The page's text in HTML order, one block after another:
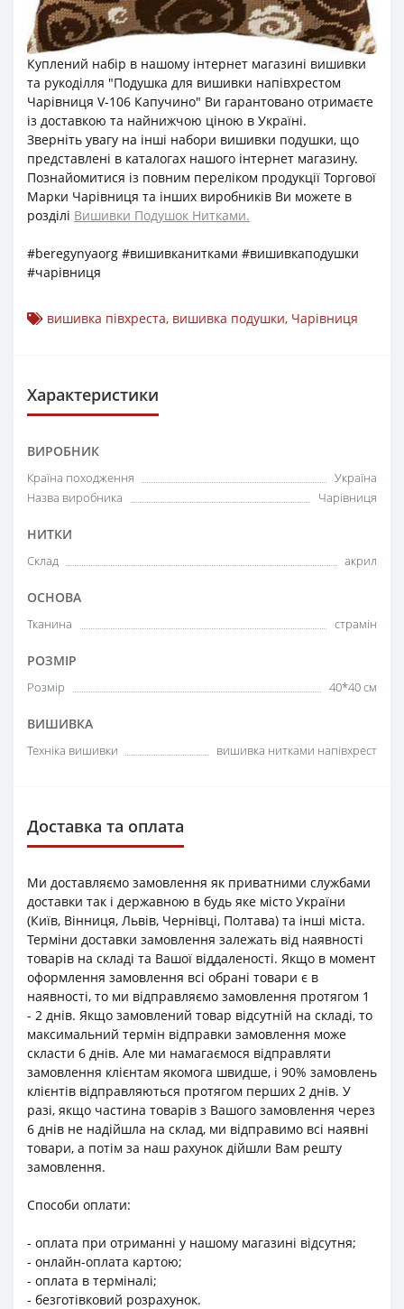
Куплений набір в нашому інтернет магазині вишивки
та рукоділля "Подушка для вишивки напівхрестом
Чарівниця V-106 Капучино" Ви гарантовано отримаєте
із доставкою та найнижчою ціною в Україні.
Зверніть увагу на інші набори вишивки подушки, що
представлені в каталогах нашого інтернет магазину.
Познайомитися із повним переліком продукції Торгової
Марки Чарівниця та інших виробників Ви можете в
розділі Вишивки Подушок Нитками.
#beregynyaorg #вишивканитками #вишивкаподушки
#чарівниця
вишивка півхреста, вишивка подушки, Чарівниця
Характеристики
ВИРОБНИК
Країна походження
Україна
Назва виробника
Чарівниця
НИТКИ
Склад акрил
ОСНОВА
Тканина страмін
РОЗМІР
Розмір 40*40 см
ВИШИВКА
Техніка вишивки вишивка нитками напівхрест
Доставка та оплата
Ми доставляємо замовлення як приватними службами
доставки так і державною в будь яке місто України
(Київ, Вінниця, Львів, Чернівці, Полтава) та інші міста.
Терміни доставки замовлення залежать від наявності
товарів на складі та Вашої віддаленості. Якщо в момент
оформлення замовлення всі обрані товари є в
наявності, то ми відправляємо замовлення протягом 1
- 2 днів. Якщо замовлений товар відсутній на складі, то
максимальний термін відправки замовлення може
скласти 6 днів. Але ми намагаємося відправляти
замовлення клієнтам якомога швидше, і 90% замовлень
клієнтів відправляються протягом перших 2 днів. У
разі, якщо частина товарів з Вашого замовлення через
6 днів не надійшла на склад, ми відправимо всі наявні
товари, а потім за наш рахунок дійшли Вам решту
замовлення.
Способи оплати:
- оплата при отриманні у нашому магазині відсутня;
- онлайн-оплата картою;
- оплата в терміналі;
- безготівковий розрахунок.